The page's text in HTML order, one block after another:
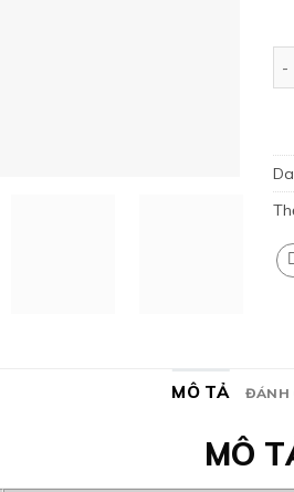
MÔ TẢ ĐÁNH
MÔ